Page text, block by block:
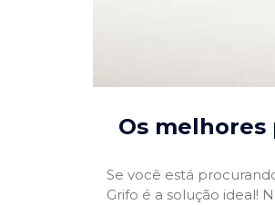
Os melhores
Se você está
Grifo é a solução ideal!